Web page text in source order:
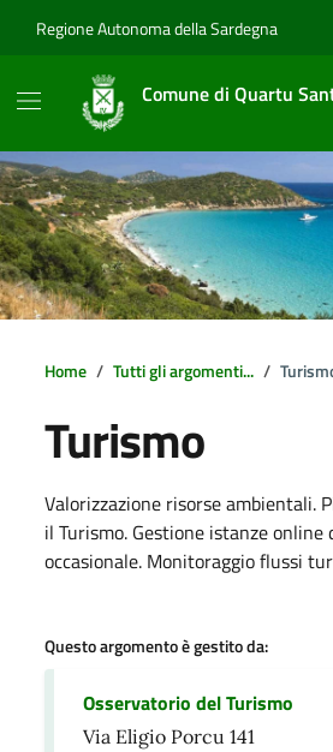
Regione Autonoma della Sardegna
Comune di Quartu
Home Tutti gli argomenti...
Turismo
Dettagli della
Valorizzazione risorse ambientali.
il Turismo. Gestione istanze online
occasionale. Monitoraggio flussi
Questo argomento è gestito da:
Osservatorio del Turismo
Via Eligio Porcu 141